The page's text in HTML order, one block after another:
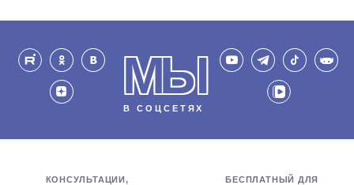
МЫ
В СОЦСЕТЯХ
КОНСУЛЬТАЦИИ,
БЕСПЛАТНЫЙ ДЛЯ